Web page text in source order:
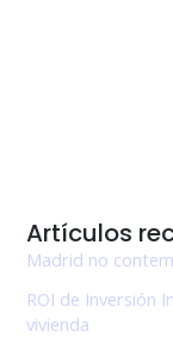
valores
europeos
Artículos
Madrid no
ROI de Inversión
vivienda